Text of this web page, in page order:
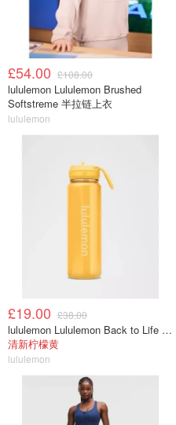
£54.00 £108.00
lululemon Lululemon Brushed
Softstreme 半拉链上衣
lululemon
£19.00 £38.00
lululemon Lululemon Back to Life 运动水瓶 24oz 吸管盖
清新柠檬黄
lululemon